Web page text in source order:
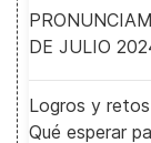
DE JULIO
Logros y
Qué esperar